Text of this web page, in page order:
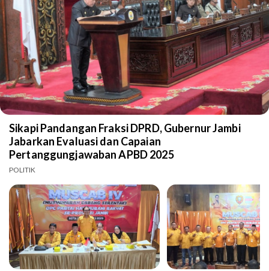
Sikapi Pandangan Fraksi DPRD, Gubernur Jambi
Jabarkan Evaluasi dan Capaian
Pertanggungjawaban APBD 2025
POLITIK